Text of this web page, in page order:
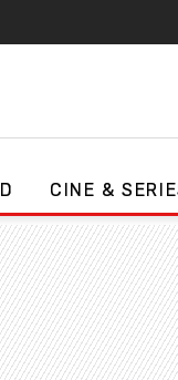
CINE &